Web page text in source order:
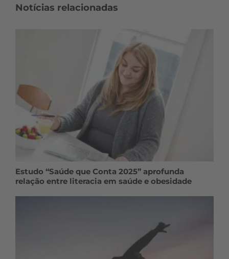
Notícias relacionadas
Estudo “Saúde que Conta 2025” aprofunda
relação entre literacia em saúde e obesidade